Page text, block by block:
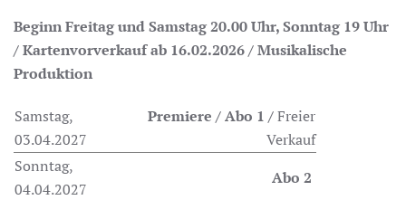
Beginn Freitag und Samstag 20.00 Uhr, Sonntag 19 Uhr
/ Kartenvorverkauf ab 16.02.2026 / Musikalische
Produktion
Samstag,
03.04.2027
Premiere / Abo 1 /Freier
Verkauf
Sonntag,
04.04.2027
Abo 2